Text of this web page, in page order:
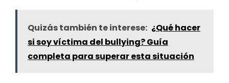
Quizás también te interese: ¿Qué hacer
si soy víctima del bullying? Guía
completa para superar esta situación